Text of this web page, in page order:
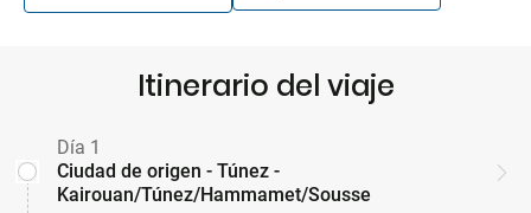
Itinerario del viaje
Día 1
Ciudad de origen - Túnez -
Kairouan/Túnez/Hammamet/Sousse